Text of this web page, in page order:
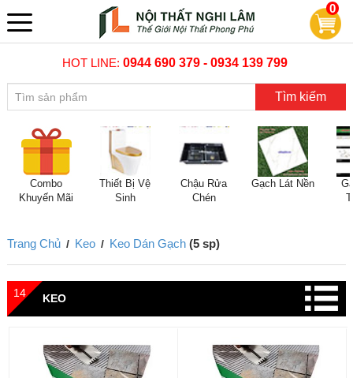
0
HOT LINE:0944 690 379 - 0934 139 799
Tìm kiếm
Combo
Khuyến Mãi
Thiết Bị Vệ
Sinh
Chậu Rửa
Chén
Gạch Lát Nền
Trang Chủ / Keo / Keo Dán Gạch (5 sp)
14 KEO